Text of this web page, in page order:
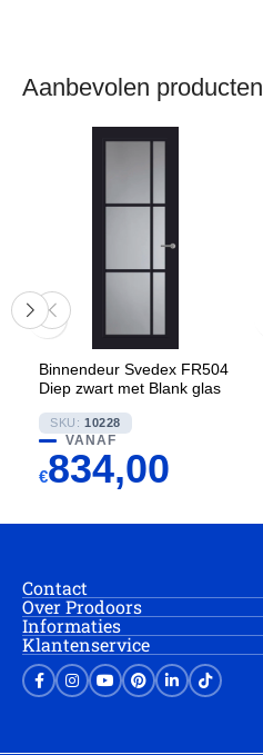
Aanbevolen producten
Binnendeur Svedex FR504
Diep zwart met Blank glas
SKU: 10228
VANAF
€834,00
Contact
Over Prodoors
Informaties
Klantenservice